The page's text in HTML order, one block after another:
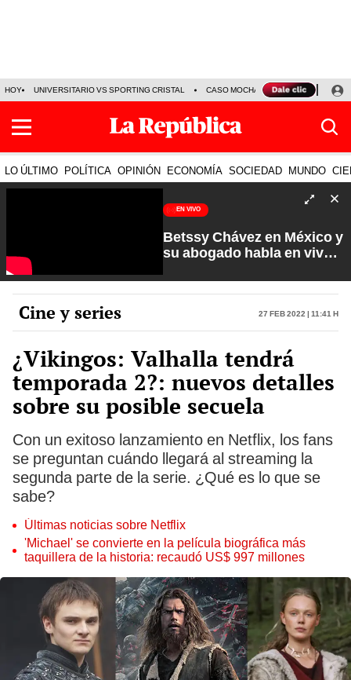
HOY UNIVERSITARIO VS SPORTING CRISTAL CASO MOCHASUELDOS
LO ÚLTIMO POLÍTICA OPINIÓN ECONOMÍA SOCIEDAD MUNDO
EN VIVO
Betssy Chávez en México y
su abogado habla en vivo |
Carlos Cornejo
Cine y series 27 Feb 2022 | 11:41 h
¿Vikingos: Valhalla tendrá
temporada 2?: nuevos detalles
sobre su posible secuela
Con un exitoso lanzamiento en Netflix, los fans
se preguntan cuándo llegará al streaming la
segunda parte de la serie. ¿Qué es lo que se
sabe?
Últimas noticias sobre Netflix
'Michael' se convierte en la película biográfica más
taquillera de la historia: recaudó US$ 997 millones